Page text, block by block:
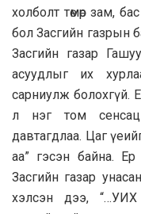
холболт төмөр зам,
бол Засгийн газрын
Засгийн газар
асуудлыг их
сарниулж болохгүй.
л нэг том сенсац
давтагдлаа. Цаг
аа” гэсэн байна. Ер
Засгийн газар
хэлсэн дээ, “…УИХ